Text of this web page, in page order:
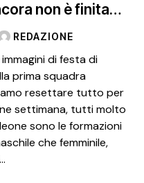
non è finita…
REDAZIONE
di festa di
prima squadra
resettare tutto per
settimana, tutti molto
sono le formazioni
che femminile,